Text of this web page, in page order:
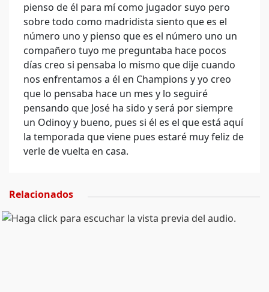
pienso de él para mí como jugador suyo pero
sobre todo como madridista siento que es el
número uno y pienso que es el número uno un
compañero tuyo me preguntaba hace pocos
días creo si pensaba lo mismo que dije cuando
nos enfrentamos a él en Champions y yo creo
que lo pensaba hace un mes y lo seguiré
pensando que José ha sido y será por siempre
un Odinoy y bueno, pues si él es el que está aquí
la temporada que viene pues estaré muy feliz de
verle de vuelta en casa.
Relacionados